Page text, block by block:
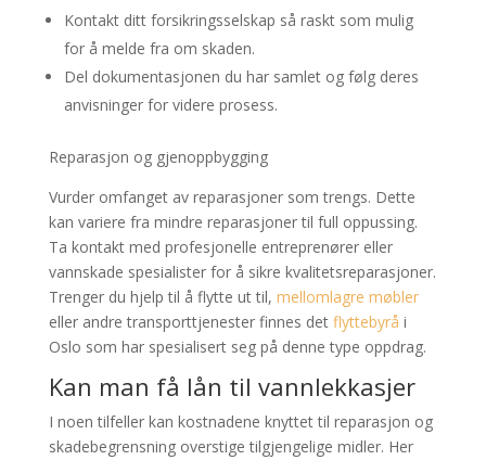
Kontakt ditt forsikringsselskap så raskt som mulig
for å melde fra om skaden.
Del dokumentasjonen du har samlet og følg deres
anvisninger for videre prosess.
Reparasjon og gjenoppbygging
Vurder omfanget av reparasjoner som trengs. Dette
kan variere fra mindre reparasjoner til full oppussing.
Ta kontakt med profesjonelle entreprenører eller
vannskade spesialister for å sikre kvalitetsreparasjoner.
Trenger du hjelp til å flytte ut til, mellomlagre møbler
eller andre transporttjenester finnes det flyttebyrå i
Oslo som har spesialisert seg på denne type oppdrag.
Kan man få lån til vannlekkasjer
I noen tilfeller kan kostnadene knyttet til reparasjon og
skadebegrensning overstige tilgjengelige midler. Her